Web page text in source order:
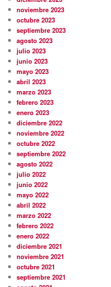
noviembre 2023
octubre 2023
septiembre 2023
agosto 2023
julio 2023
junio 2023
mayo 2023
abril 2023
marzo 2023
febrero 2023
enero 2023
diciembre 2022
noviembre 2022
octubre 2022
septiembre 2022
agosto 2022
julio 2022
junio 2022
mayo 2022
abril 2022
marzo 2022
febrero 2022
enero 2022
diciembre 2021
noviembre 2021
octubre 2021
septiembre 2021